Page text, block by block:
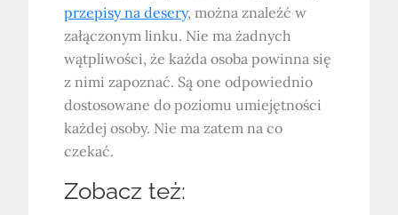
przepisy na desery, można znaleźć w
załączonym linku. Nie ma żadnych
wątpliwości, że każda osoba powinna się
z nimi zapoznać. Są one odpowiednio
dostosowane do poziomu umiejętności
każdej osoby. Nie ma zatem na co
czekać.
Zobacz też: